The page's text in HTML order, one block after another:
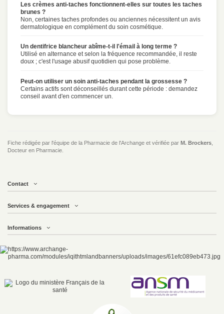
Les crèmes anti-taches fonctionnent-elles sur toutes les taches
brunes ?
Non, certaines taches profondes ou anciennes nécessitent un avis
dermatologique en complément du soin cosmétique.
Un dentifrice blancheur abîme-t-il l'émail à long terme ?
Utilisé en alternance et selon la fréquence recommandée, il reste
doux ; c'est l'usage abusif quotidien qui pose problème.
Peut-on utiliser un soin anti-taches pendant la grossesse ?
Certains actifs sont déconseillés durant cette période : demandez
conseil avant d'en commencer un.
Fiche rédigée par l'équipe de la Pharmacie de l'Archange et vérifiée par M. Brockers,
Docteur en Pharmacie.
Contact
Services & engagement
Informations